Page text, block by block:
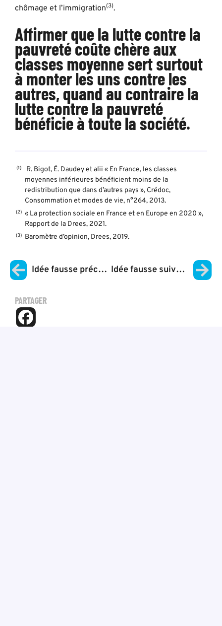
chômage et l’immigration(3).
Affirmer que la lutte contre la
pauvreté coûte chère aux
classes moyenne sert surtout
à monter les uns contre les
autres, quand au contraire la
lutte contre la pauvreté
bénéficie à toute la société.
R. Bigot, É. Daudey et alii « En France, les classes
moyennes inférieures bénéficient moins de la
redistribution que dans d’autres pays », Crédoc,
Consommation et modes de vie, n°264, 2013.
« La protection sociale en France et en Europe en 2020 »,
Rapport de la Drees, 2021.
Baromètre d’opinion, Drees, 2019.
Idée fausse précédente Idée fausse suivante
PARTAGER